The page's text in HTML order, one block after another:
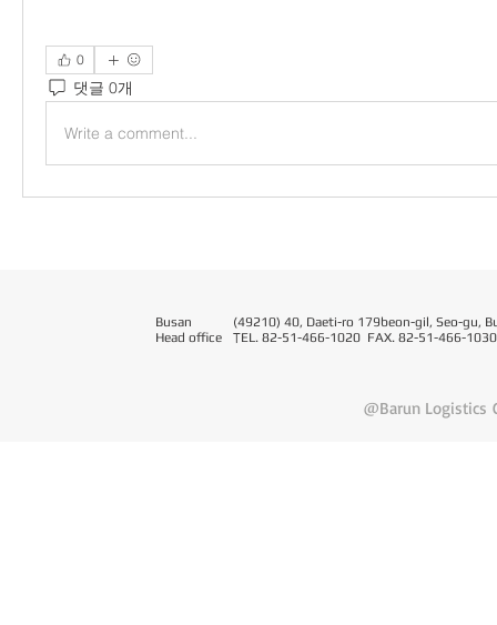
0
댓글 0개
Write a comment...
Busan
Head office
(49210) 40, Daeti-ro 179beon-gil, Seo-gu,
TEL. 82-51-466-1020 FAX. 82-51-466-1030
@Barun Logistics